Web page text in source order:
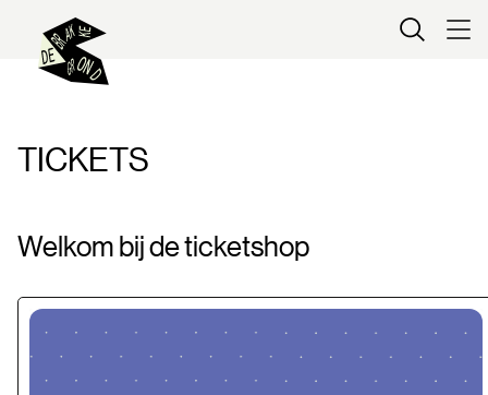
TICKETS
Welkom bij de ticketshop